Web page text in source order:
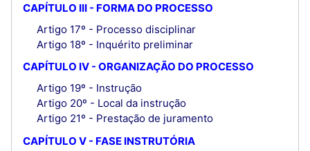
CAPÍTULO III - FORMA DO PROCESSO
Artigo 17º - Processo disciplinar
Artigo 18º - Inquérito preliminar
CAPÍTULO IV - ORGANIZAÇÃO DO PROCESSO
Artigo 19º - Instrução
Artigo 20º - Local da instrução
Artigo 21º - Prestação de juramento
CAPÍTULO V - FASE INSTRUTÓRIA